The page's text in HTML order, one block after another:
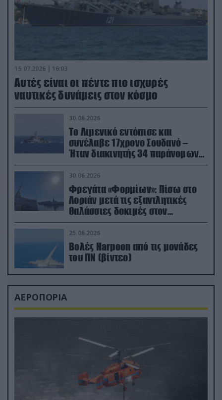
15.07.2026 | 16:03
Aυτές είναι οι πέντε πιο ισχυρές
ναυτικές δυνάμεις στον κόσμο
30.06.2026
Το Λιμενικό εντόπισε και
συνέλαβε 17χρονο Σουδανό –
Ήταν διακινητής 34 παράνομων
μεταναστών
30.06.2026
Φρεγάτα «Φορμίων»: Πίσω στο
Λοριάν μετά τις εξαντλητικές
θαλάσσιες δοκιμές στον
απαιτητικό Βισκαϊκό
25.06.2026
Βολές Harpoon από τις μονάδες
του ΠΝ (βίντεο)
ΑΕΡΟΠΟΡΙΑ